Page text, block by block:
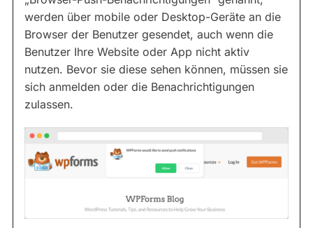
werden über mobile oder Desktop-Geräte an die
Browser der Benutzer gesendet, auch wenn die
Benutzer Ihre Website oder App nicht aktiv
nutzen. Bevor sie diese sehen können, müssen sie
sich anmelden oder die Benachrichtigungen
zulassen.